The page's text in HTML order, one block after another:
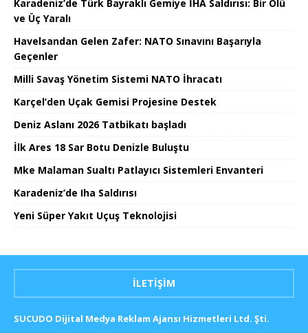
Karadeniz’de Türk Bayraklı Gemiye İHA Saldırısı: Bir Ölü
ve Üç Yaralı
Havelsandan Gelen Zafer: NATO Sınavını Başarıyla
Geçenler
Milli Savaş Yönetim Sistemi NATO İhracatı
Karçel’den Uçak Gemisi Projesine Destek
Deniz Aslanı 2026 Tatbikatı başladı
İlk Ares 18 Sar Botu Denizle Buluştu
Mke Malaman Sualtı Patlayıcı Sistemleri Envanteri
Karadeniz’de Iha Saldırısı
Yeni Süper Yakıt Uçuş Teknolojisi
İLETIŞIM
SUCUDO Dijital Medya Reklam Ajansı Hizmetleri Ltd. Şti.